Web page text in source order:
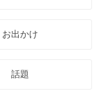
お出かけ
話題